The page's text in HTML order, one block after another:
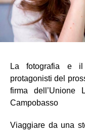
La fotografia e il
protagonisti del
firma
Campobasso
Viaggiare da una